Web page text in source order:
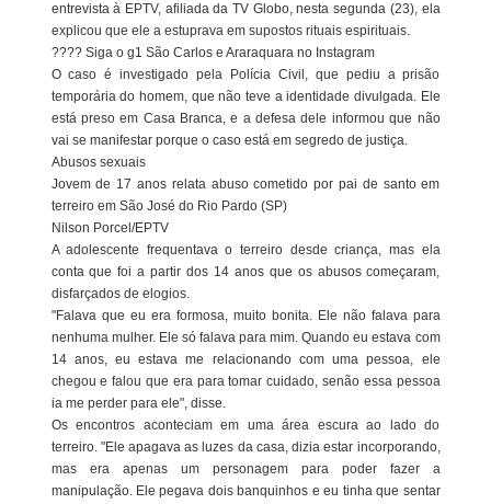
entrevista à EPTV, afiliada da TV Globo, nesta segunda (23), ela
explicou que ele a estuprava em supostos rituais espirituais.
???? Siga o g1 São Carlos e Araraquara no Instagram
O caso é investigado pela Polícia Civil, que pediu a prisão
temporária do homem, que não teve a identidade divulgada. Ele
está preso em Casa Branca, e a defesa dele informou que não
vai se manifestar porque o caso está em segredo de justiça.
Abusos sexuais
Jovem de 17 anos relata abuso cometido por pai de santo em
terreiro em São José do Rio Pardo (SP)
Nilson Porcel/EPTV
A adolescente frequentava o terreiro desde criança, mas ela
conta que foi a partir dos 14 anos que os abusos começaram,
disfarçados de elogios.
"Falava que eu era formosa, muito bonita. Ele não falava para
nenhuma mulher. Ele só falava para mim. Quando eu estava com
14 anos, eu estava me relacionando com uma pessoa, ele
chegou e falou que era para tomar cuidado, senão essa pessoa
ia me perder para ele", disse.
Os encontros aconteciam em uma área escura ao lado do
terreiro. "Ele apagava as luzes da casa, dizia estar incorporando,
mas era apenas um personagem para poder fazer a
manipulação. Ele pegava dois banquinhos e eu tinha que sentar